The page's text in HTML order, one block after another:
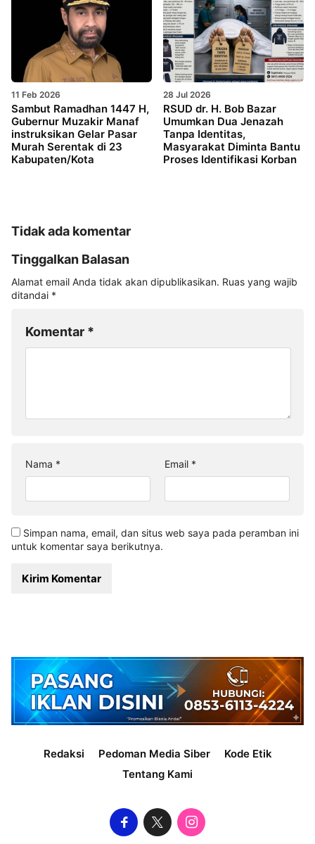
11 Feb 2026
Sambut Ramadhan 1447 H,
Gubernur Muzakir Manaf
instruksikan Gelar Pasar
Murah Serentak di 23
Kabupaten/Kota
28 Jul 2026
RSUD dr. H. Bob Bazar
Umumkan Dua Jenazah
Tanpa Identitas,
Masyarakat Diminta Bantu
Proses Identifikasi Korban
Tidak ada komentar
Tinggalkan Balasan
Alamat email Anda tidak akan dipublikasikan. Ruas yang wajib
ditandai *
Komentar *
Nama * Email *
Simpan nama, email, dan situs web saya pada peramban ini
untuk komentar saya berikutnya.
Redaksi Pedoman Media Siber
Kode Etik
Tentang Kami